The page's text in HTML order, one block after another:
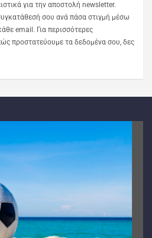
για την αποστολή newsletter.
σου ανά πάσα στιγμή μέσω
email. Για περισσότερες
προστατεύουμε τα δεδομένα σου, δες